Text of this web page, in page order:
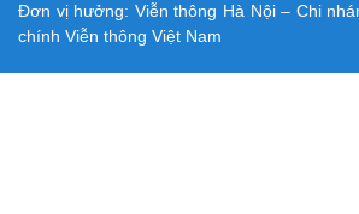
Đơn vị hưởng: Viễn thông Hà Nội – Chi
chính Viễn thông Việt Nam